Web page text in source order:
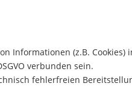
Informationen (z.B.
verbunden sein.
fehlerfreien